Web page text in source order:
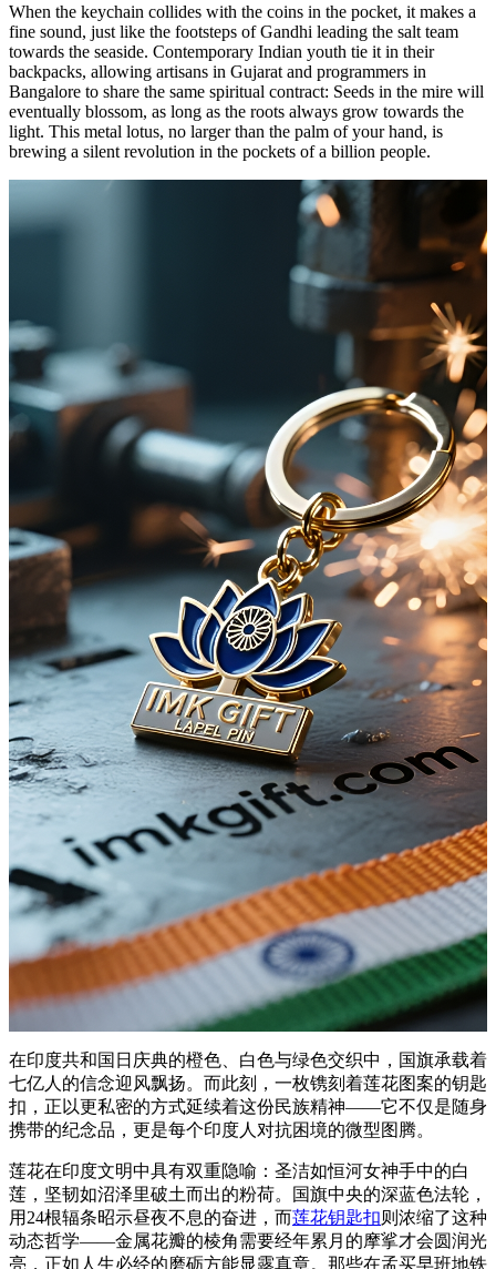
When the keychain collides with the coins in the pocket, it makes a
fine sound, just like the footsteps of Gandhi leading the salt team
towards the seaside. Contemporary Indian youth tie it in their
backpacks, allowing artisans in Gujarat and programmers in
Bangalore to share the same spiritual contract: Seeds in the mire will
eventually blossom, as long as the roots always grow towards the
light. This metal lotus, no larger than the palm of your hand, is
brewing a silent revolution in the pockets of a billion people.
在印度共和国日庆典的橙色、白色与绿色交织中，国旗承载着
七亿人的信念迎风飘扬。而此刻，一枚镌刻着莲花图案的钥匙
扣，正以更私密的方式延续着这份民族精神——它不仅是随身
携带的纪念品，更是每个印度人对抗困境的微型图腾。
莲花在印度文明中具有双重隐喻：圣洁如恒河女神手中的白
莲，坚韧如沼泽里破土而出的粉荷。国旗中央的深蓝色法轮，
用24根辐条昭示昼夜不息的奋进，而莲花钥匙扣则浓缩了这种
动态哲学——金属花瓣的棱角需要经年累月的摩挲才会圆润光
亮，正如人生必经的磨砺方能显露真章。那些在孟买早班地铁